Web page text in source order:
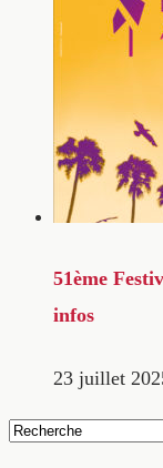
51ème
infos
23 juillet